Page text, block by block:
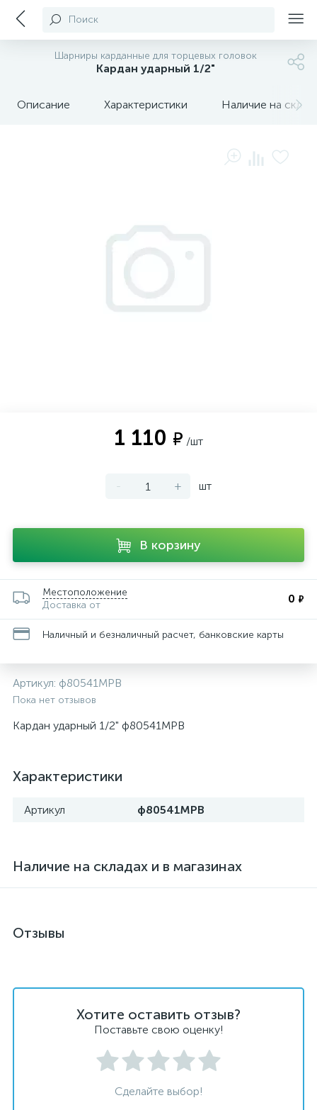
Поиск
Шарниры карданные для торцевых головок
Кардан ударный 1/2"
Описание Характеристики Наличие на
1 110 ₽ /шт
- + шт
В корзину
Местоположение
Доставка от
0 ₽
Наличный и безналичный расчет, банковские карты
Артикул: ф80541МРВ
Пока нет отзывов
Кардан ударный 1/2" ф80541МРВ
Характеристики
Артикул ф80541МРВ
Наличие на складах и в магазинах
Отзывы
Хотите оставить отзыв?
Поставьте свою оценку!
Сделайте выбор!